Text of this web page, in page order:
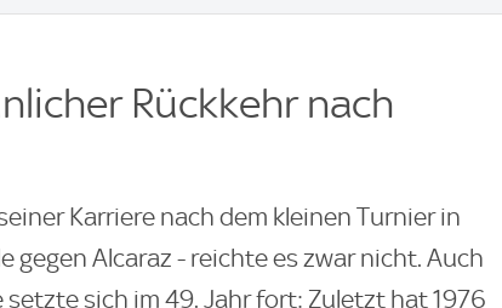
Rückkehr nach
Karriere nach dem kleinen Turnier in
gegen Alcaraz - reichte es zwar nicht. Auch
sich im 49. Jahr fort: Zuletzt hat 1976